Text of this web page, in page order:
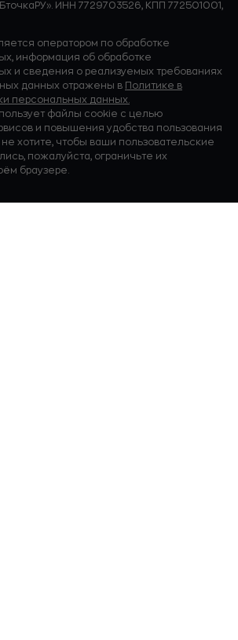
ИНН 7729703526, КПП 772501001,
оператором по обработке
информация об обработке
и сведения о реализуемых требованиях
данных отражены в
Политике в
персональных данных.
файлы cookie с целью
и повышения удобства пользования
хотите, чтобы ваши пользовательские
пожалуйста, ограничьте их
браузере.